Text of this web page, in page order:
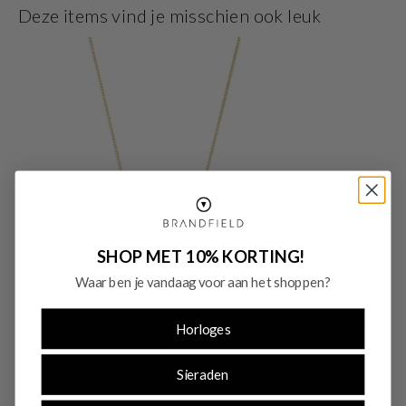
Deze items vind je misschien ook leuk
SHOP MET 10% KORTING!
Waar ben je vandaag voor aan het shoppen?
Horloges
Sieraden